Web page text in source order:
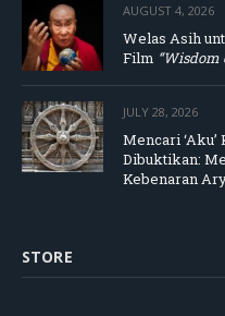
AUGUST 4, 2026
Welas Asih
Film “Wisdom
JULY 28, 2026
Mencari
Dibuktikan:
Kebenaran
STORE